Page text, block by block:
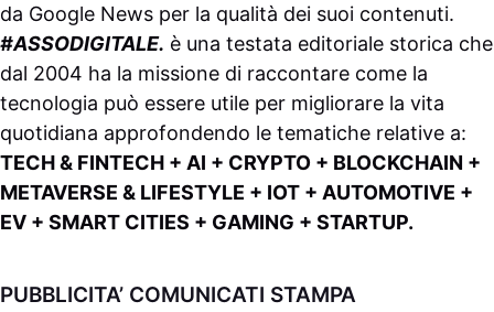
da Google News per la qualità dei suoi contenuti.
#ASSODIGITALE. è una testata editoriale storica che
dal 2004 ha la missione di raccontare come la
tecnologia può essere utile per migliorare la vita
quotidiana approfondendo le tematiche relative a:
TECH & FINTECH + AI + CRYPTO + BLOCKCHAIN +
METAVERSE & LIFESTYLE + IOT + AUTOMOTIVE +
EV + SMART CITIES + GAMING + STARTUP.
PUBBLICITA’ COMUNICATI STAMPA